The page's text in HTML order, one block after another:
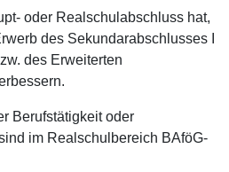
oder Realschulabschluss hat,
des Sekundarabschlusses I
des Erweiterten
Berufstätigkeit oder
im Realschulbereich BAföG-